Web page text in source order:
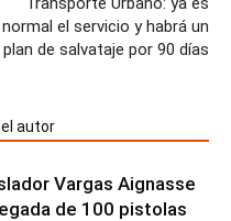
normal el servicio y habrá un
plan de salvataje por 90 días
autor
Vargas Aignasse
de 100 pistolas